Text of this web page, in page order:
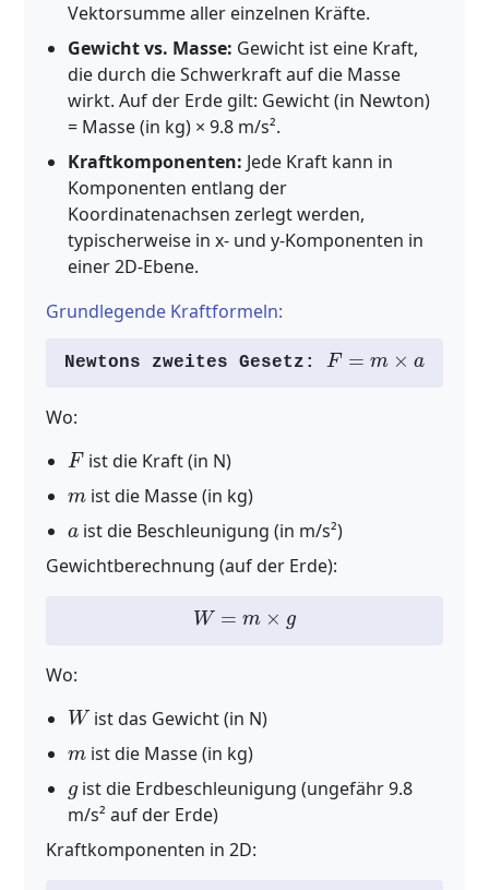
Vektorsumme aller einzelnen Kräfte.
Gewicht vs. Masse: Gewicht ist eine Kraft,
die durch die Schwerkraft auf die Masse
wirkt. Auf der Erde gilt: Gewicht (in Newton)
= Masse (in kg) × 9.8 m/s².
Kraftkomponenten: Jede Kraft kann in
Komponenten entlang der
Koordinatenachsen zerlegt werden,
typischerweise in x- und y-Komponenten in
einer 2D-Ebene.
Grundlegende Kraftformeln:
Newtons zweites Gesetz: F=
Wo:
F
ist die Kraft (in N)
ist die Masse (in kg)
ist die Beschleunigung (in m/s²)
Gewichtberechnung (auf der Erde):
W=
Wo:
W
ist das Gewicht (in N)
ist die Masse (in kg)
ist die Erdbeschleunigung (ungefähr 9.8
m/s² auf der Erde)
Kraftkomponenten in 2D: